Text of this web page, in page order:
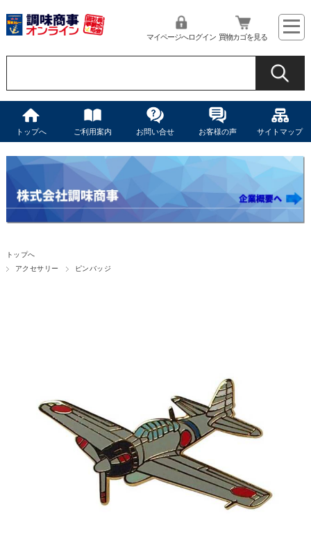
マイページへログイン 買物カゴを見る
トップへ ご利用案内 お問い合せ お客様の声 サイトマップ
トップへ
アクセサリー
ピンバッジ